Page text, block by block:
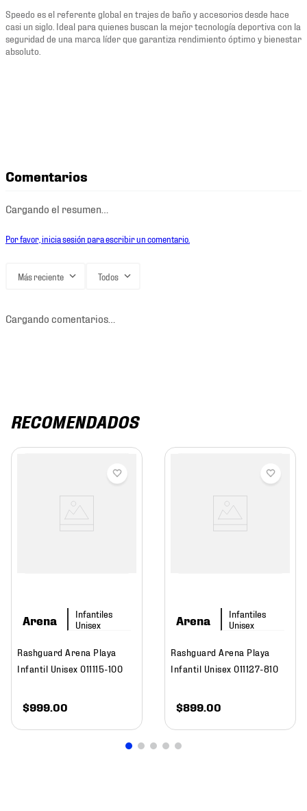
Speedo es el referente global en trajes de baño y accesorios desde hace
casi un siglo. Ideal para quienes buscan la mejor tecnología deportiva con la
seguridad de una marca líder que garantiza rendimiento óptimo y bienestar
absoluto.
Comentarios
Cargando el resumen…
Por favor, inicia sesión para escribir un comentario.
Más reciente Todos
Cargando comentarios…
RECOMENDADOS
Arena
Rashguard Arena Playa
Infantil Unisex 011115-100
$999.00
Arena
Rashguard Arena Playa
Infantil Unisex 011127-810
$899.00